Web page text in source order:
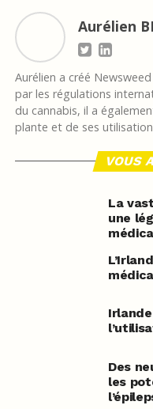
Aurélien
Aurélien a créé
par les régulations
du cannabis, il a
plante et de ses
VOUS
La
une
Des
les